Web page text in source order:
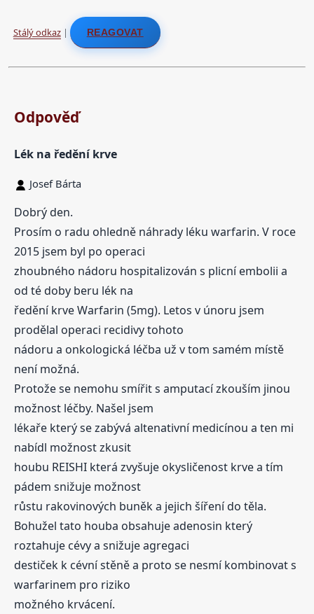
Stálý odkaz| REAGOVAT
Odpověď
Lék na ředění krve
Josef Bárta
Dobrý den.
Prosím o radu ohledně náhrady léku warfarin. V roce
2015 jsem byl po operaci
zhoubného nádoru hospitalizován s plicní embolii a
od té doby beru lék na
ředění krve Warfarin (5mg). Letos v únoru jsem
prodělal operaci recidivy tohoto
nádoru a onkologická léčba už v tom samém místě
není možná.
Protože se nemohu smířit s amputací zkouším jinou
možnost léčby. Našel jsem
lékaře který se zabývá altenativní medicínou a ten mi
nabídl možnost zkusit
houbu REISHI která zvyšuje okysličenost krve a tím
pádem snižuje možnost
růstu rakovinových buněk a jejich šíření do těla.
Bohužel tato houba obsahuje adenosin který
roztahuje cévy a snižuje agregaci
destiček k cévní stěně a proto se nesmí kombinovat s
warfarinem pro riziko
možného krvácení.